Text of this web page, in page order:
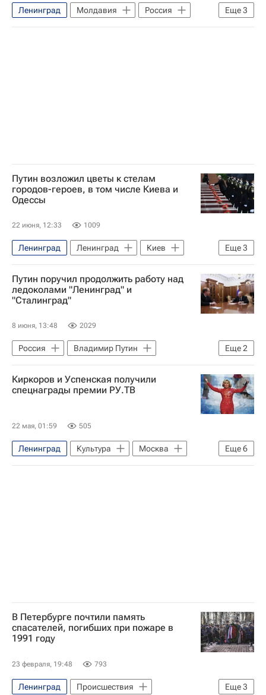
Еще3
Ленинград Молдавия
Россия
Баста (Василий Вакуленко)
Клава Кока
Путин возложил цветы к стелам
городов-героев, в том числе Киева и
Одессы
22 июня, 12:33 1009
Еще3
Ленинград Ленинград
Киев
Минск
День памяти и скорби
Одесса
Путин поручил продолжить работу над
ледоколами "Ленинград" и
"Сталинград"
8 июня, 13:48 2029
Еще2
Россия
Владимир Путин
Общество
Объединенная судостроительная корпорация
Киркоров и Успенская получили
спецнаграды премии РУ.ТВ
22 мая, 01:59 505
Еще6
Ленинград Культура
Москва
Дима Билан (Виктор Белан)
В Петербурге почтили память
спасателей, погибших при пожаре в
1991 году
23 февраля, 19:48 793
Еще3
Ленинград
Происшествия